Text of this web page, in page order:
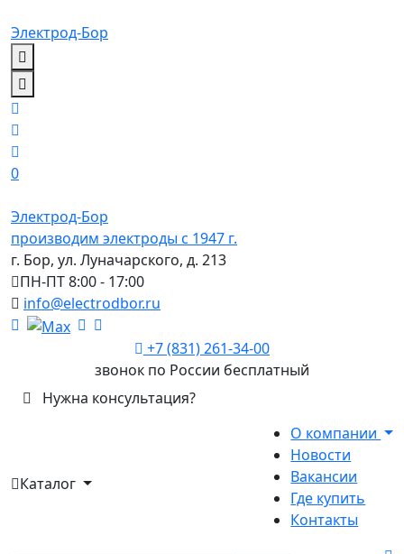
Электрод-Бор
0
Электрод-Бор
производим электроды с 1947 г.
г. Бор, ул. Луначарского, д. 213
ПН-ПТ 8:00 - 17:00
info@electrodbor.ru
+7 (831) 261-34-00
звонок по России бесплатный
Нужна консультация?
Каталог
О компании
Новости
Вакансии
Где купить
Контакты